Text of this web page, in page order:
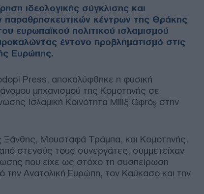
ιδεολογικής σύγκλισης και
παραθρησκευτικών κέντρων της Θράκης
ευρωπαϊκού πολιτικού ισλαμισμού
έντονο προβληματισμό στις
Ευρώπης.
Press, αποκαλύφθηκε η φυσική
μηχανισμού της Κομοτηνής σε
Ισλαμική Κοινότητα Millî Görüş στην
Ξάνθης, Μουσταφά Τράμπα, και Κομοτηνής,
στενούς τους συνεργάτες, συμμετείχαν
που είχε ως στόχο τη συσπείρωση
την Ανατολική Ευρώπη, τον Καύκασο και την